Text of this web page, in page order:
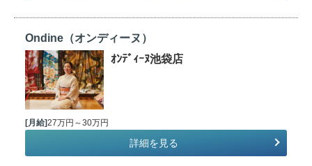
Ondine（オンディーヌ）
ｵﾝﾃﾞｨｰﾇ池袋店
[月給]27万円～30万円
詳細を見る